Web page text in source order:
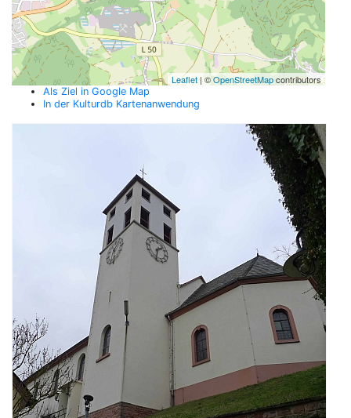
Leaflet| ©OpenStreetMapcontributors
Als Ziel in Google Map
In der Kulturdb Kartenanwendung